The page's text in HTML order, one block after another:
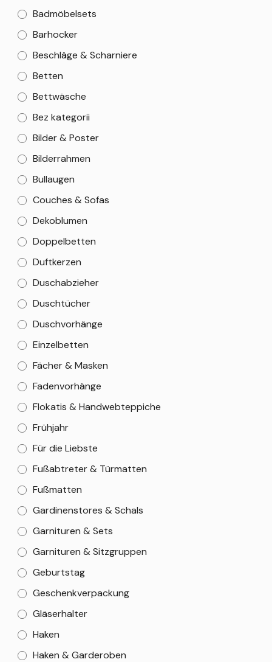
Badmöbelsets
Barhocker
Beschläge & Scharniere
Betten
Bettwäsche
Bez kategorii
Bilder & Poster
Bilderrahmen
Bullaugen
Couches & Sofas
Dekoblumen
Doppelbetten
Duftkerzen
Duschabzieher
Duschtücher
Duschvorhänge
Einzelbetten
Fächer & Masken
Fadenvorhänge
Flokatis & Handwebteppiche
Frühjahr
Für die Liebste
Fußabtreter & Türmatten
Fußmatten
Gardinenstores & Schals
Garnituren & Sets
Garnituren & Sitzgruppen
Geburtstag
Geschenkverpackung
Gläserhalter
Haken
Haken & Garderoben